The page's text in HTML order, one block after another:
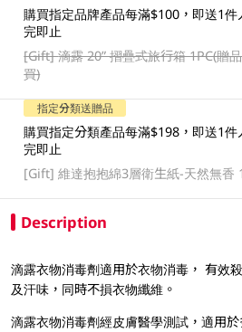
購買指定品牌產品每滿$100，即送1
完即止
[Gift]滴露 20” 摺疊式旅行箱 1PC(贈
買)
指定分類送贈品
購買指定分類產品每滿$198，即送1
完即止
[Gift]維達抱抱綿3層衛生紙-天然無香
Description
滴露衣物消毒劑適用於衣物消毒， 有效
及汗味，同時不損衣物纖維。
滴露衣物消毒劑經皮膚醫學測試，適用